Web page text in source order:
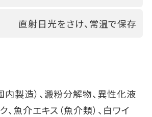
直射日光をさけ、常温で保存
製造）、澱粉分解物、異性化液
、魚介エキス（魚介類）、白ワイ